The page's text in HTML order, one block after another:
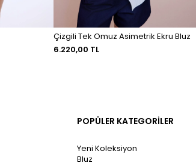
Çizgili Tek Omuz Asimetrik Ekru Bluz
6.220,00 TL
POPÜLER KATEGORİLER
Yeni Koleksiyon
Bluz